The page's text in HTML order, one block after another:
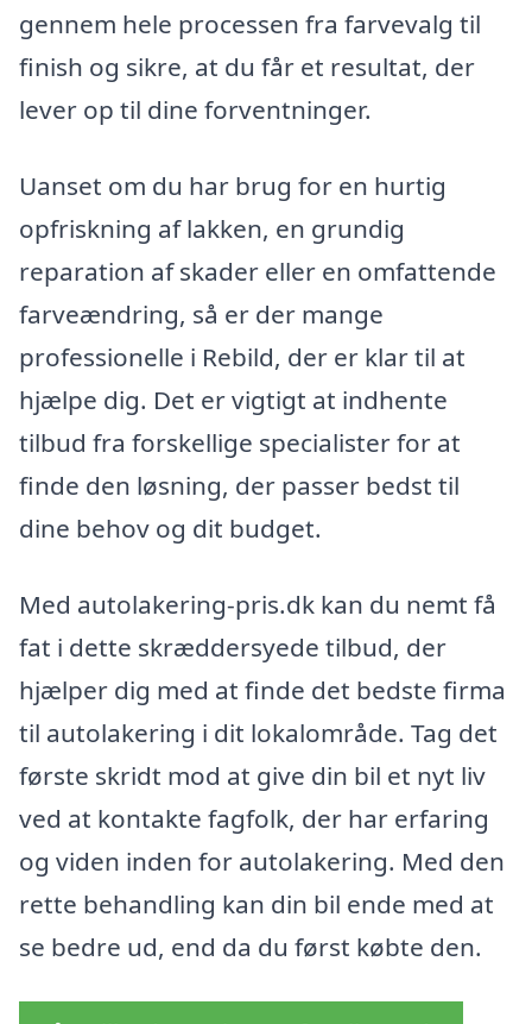
gennem hele processen fra farvevalg til
finish og sikre, at du får et resultat, der
lever op til dine forventninger.
Uanset om du har brug for en hurtig
opfriskning af lakken, en grundig
reparation af skader eller en omfattende
farveændring, så er der mange
professionelle i Rebild, der er klar til at
hjælpe dig. Det er vigtigt at indhente
tilbud fra forskellige specialister for at
finde den løsning, der passer bedst til
dine behov og dit budget.
Med autolakering-pris.dk kan du nemt få
fat i dette skræddersyede tilbud, der
hjælper dig med at finde det bedste firma
til autolakering i dit lokalområde. Tag det
første skridt mod at give din bil et nyt liv
ved at kontakte fagfolk, der har erfaring
og viden inden for autolakering. Med den
rette behandling kan din bil ende med at
se bedre ud, end da du først købte den.